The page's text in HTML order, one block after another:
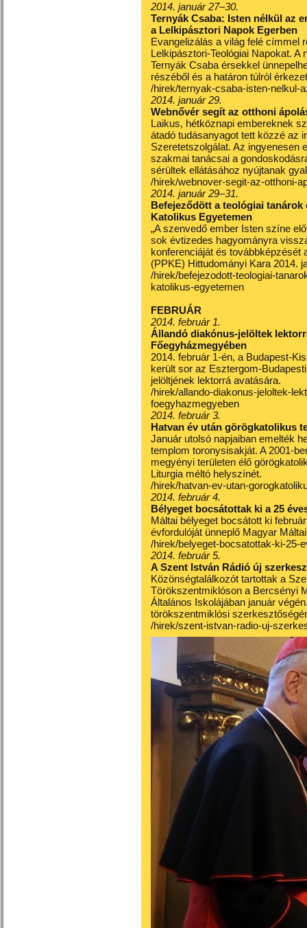
2014. január 27–30.
Ternyák Csaba: Isten nélkül az
a Lelkipásztori Napok Egerben
Evangelizálás a világ felé címmel
Lelkipásztori-Teológiai Napokat.
Ternyák Csaba érsekkel
részéből és a határon túlról
/hirek/ternyak-csaba-isten-nelkul-
2014. január 29.
Webnővér segít az otthoni
Laikus, hétköznapi embereknek
átadó tudásanyagot tett közzé az
Szeretetszolgálat. Az ingyenesen
szakmai tanácsai a
sérültek ellátásához nyújtanak
/hirek/webnover-segit-az-otthoni-
2014. január 29–31.
Befejeződött a teológiai tanárok
Katolikus Egyetemen
„A szenvedő ember Isten színe
sok évtizedes hagyományra
konferenciáját és
(PPKE) Hittudományi Kara 2014.
/hirek/befejezodott-teologiai-
katolikus-egyetemen
FEBRUÁR
2014. február 1.
Állandó diakónus-jelöltek
Főegyházmegyében
2014. február 1-én, a Budapest-
került sor az Esztergom-
jelöltjének lektorrá avatására.
/hirek/allando-diakonus-jeloltek-
foegyhazmegyeben
2014. február 3.
Hatvan év után görögkatolikus
Január utolsó napjaiban emelték
templom toronysisakját. A 2001-
megyényi területen élő
Liturgia méltó helyszínét.
/hirek/hatvan-ev-utan-
2014. február 4.
Bélyeget bocsátottak ki a 25
Máltai bélyeget bocsátott ki
évfordulóját ünneplő Magyar
/hirek/belyeget-bocsatottak-ki-25-
2014. február 5.
A Szent István Rádió új
Közönségtalálkozót tartottak a
Törökszentmiklóson a Bercsényi
Általános Iskolájában január
törökszentmiklósi
/hirek/szent-istvan-radio-uj-